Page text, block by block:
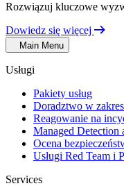
Rozwiązuj kluczowe
Dowiedz się więcej
Main Menu
Usługi
Pakiety usług
Doradztwo w
Reagowanie na
Managed Detection
Ocena
Usługi Red Team i
Services